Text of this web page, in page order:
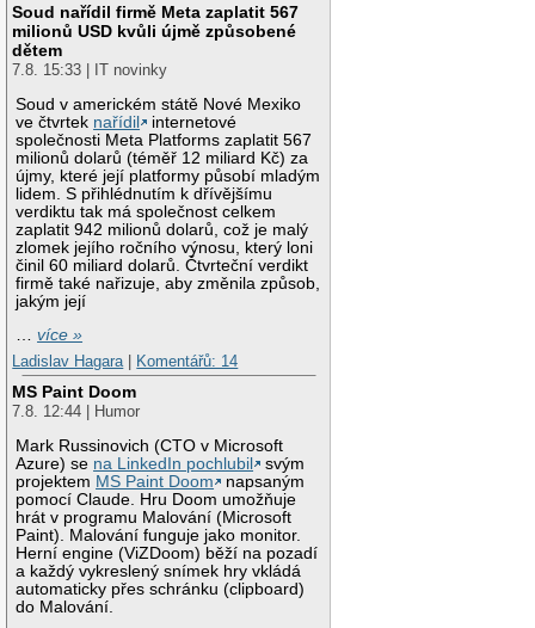
Soud nařídil firmě Meta zaplatit 567
milionů USD kvůli újmě způsobené
dětem
7.8. 15:33 | IT novinky
Soud v americkém státě Nové Mexiko
ve čtvrtek nařídil
internetové
společnosti Meta Platforms zaplatit 567
milionů dolarů (téměř 12 miliard Kč) za
újmy, které její platformy působí mladým
lidem. S přihlédnutím k dřívějšímu
verdiktu tak má společnost celkem
zaplatit 942 milionů dolarů, což je malý
zlomek jejího ročního výnosu, který loni
činil 60 miliard dolarů. Čtvrteční verdikt
firmě také nařizuje, aby změnila způsob,
jakým její
…více »
Ladislav Hagara
Komentářů: 14
MS Paint Doom
7.8. 12:44 | Humor
Mark Russinovich (CTO v Microsoft
Azure) se na LinkedIn pochlubil
svým
projektem MS Paint Doom
napsaným
pomocí Claude. Hru Doom umožňuje
hrát v programu Malování (Microsoft
Paint). Malování funguje jako monitor.
Herní engine (ViZDoom) běží na pozadí
a každý vykreslený snímek hry vkládá
automaticky přes schránku (clipboard)
do Malování.